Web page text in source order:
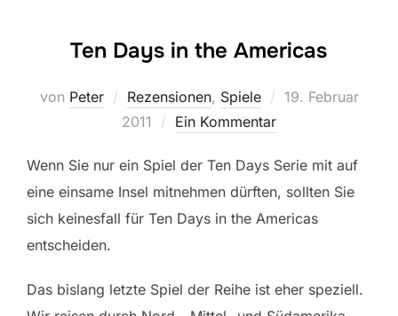
Ten Days in the Americas
von Peter Rezensionen, Spiele
Veröffentlicht
19. Februar
2011
Ein Kommentar
Wenn Sie nur ein Spiel der Ten Days Serie mit auf
eine einsame Insel mitnehmen dürften, sollten Sie
sich keinesfall für Ten Days in the Americas
entscheiden.
Das bislang letzte Spiel der Reihe ist eher speziell.